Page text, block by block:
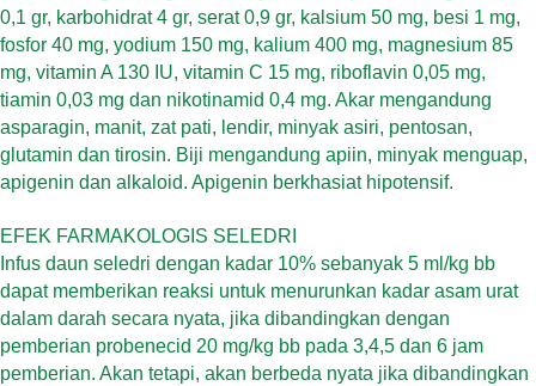
0,1 gr, karbohidrat 4 gr, serat 0,9 gr, kalsium 50 mg, besi 1 mg,
fosfor 40 mg, yodium 150 mg, kalium 400 mg, magnesium 85
mg, vitamin A 130 IU, vitamin C 15 mg, riboflavin 0,05 mg,
tiamin 0,03 mg dan nikotinamid 0,4 mg. Akar mengandung
asparagin, manit, zat pati, lendir, minyak asiri, pentosan,
glutamin dan tirosin. Biji mengandung apiin, minyak menguap,
apigenin dan alkaloid. Apigenin berkhasiat hipotensif.
EFEK FARMAKOLOGIS SELEDRI
Infus daun seledri dengan kadar 10% sebanyak 5 ml/kg bb
dapat memberikan reaksi untuk menurunkan kadar asam urat
dalam darah secara nyata, jika dibandingkan dengan
pemberian probenecid 20 mg/kg bb pada 3,4,5 dan 6 jam
pemberian. Akan tetapi, akan berbeda nyata jika dibandingkan